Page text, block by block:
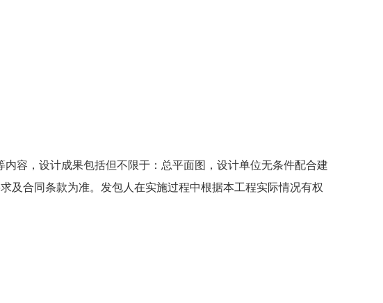
内容，设计成果包括但不限于：总平面图，设计单位无条件配合建
及合同条款为准。发包人在实施过程中根据本工程实际情况有权